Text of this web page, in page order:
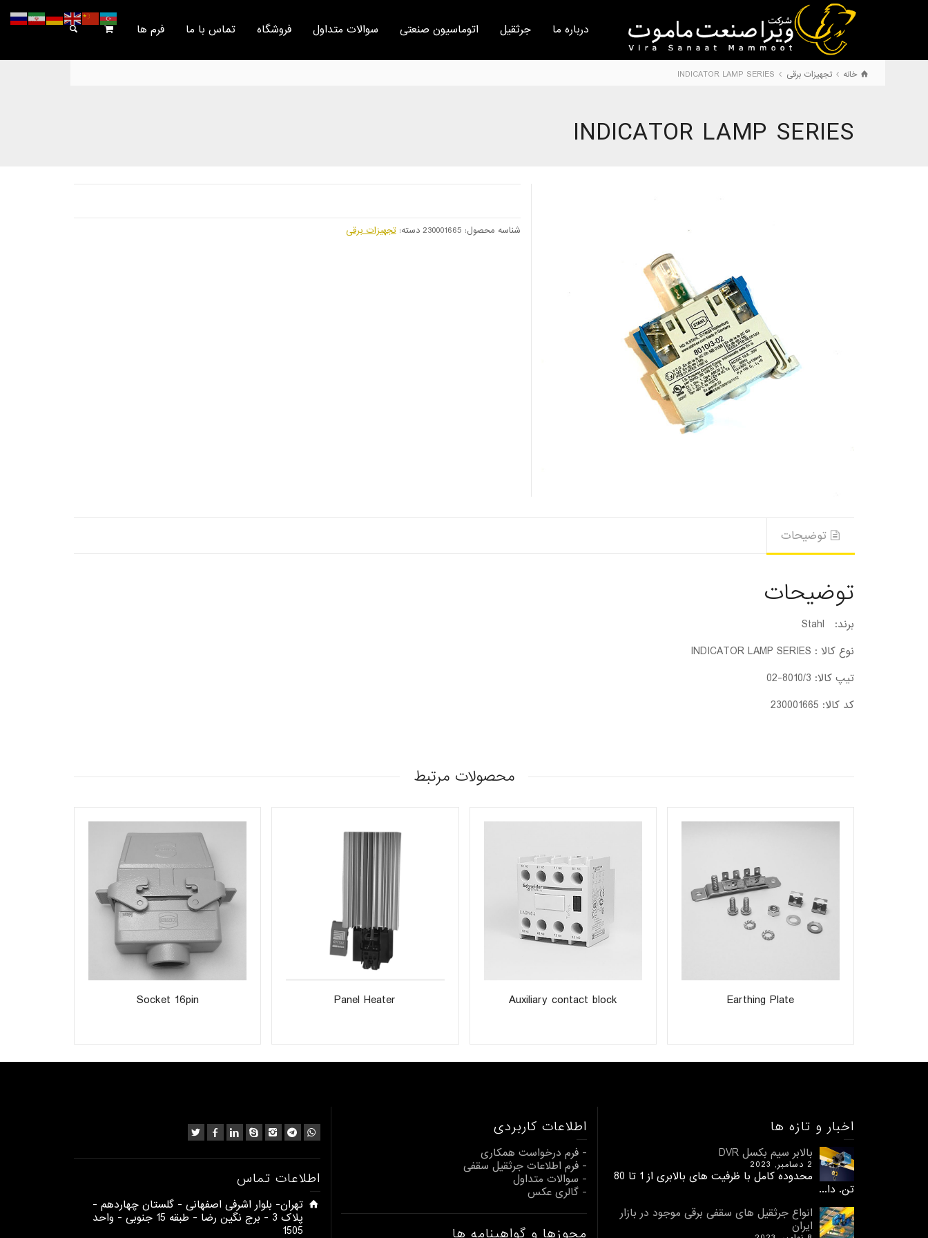
درباره ما جرثقیل اتوماسیون صنعتی سوالات متداول فروشگاه تماس با ما فرم ها
خانه تجهیزات برقی INDICATOR LAMP SERIES
INDICATOR LAMP SERIES
شناسه محصول: 230001665 دسته:تجهیزات برقی
توضیحات
توضیحات
برند: Stahl
نوع کالا : INDICATOR LAMP SERIES
تیپ کالا: 8010/3-02
کد کالا: 230001665
محصولات مرتبط
Earthing Plate
Auxiliary contact block
Panel Heater
Socket 16pin
اخبار و تازه ها
بالابر سیم بکسل DVR
2 دسامبر, 2023
محدوده کامل با ظرفیت های بالابری از 1 تا 80
تن. دا...
انواع جرثقیل های سقفی برقی موجود در بازار
ایران
اطلاعات کاربردی
- فرم درخواست همکاری
- فرم اطلاعات جرثقیل سقفی
- سوالات متداول
- گالری عکس
مجوزها و گواهینامه ها
اطلاعات تماس
​تهران- بلوار اشرفی اصفهانی - گلستان چهاردهم -
پلاک 3 - برج نگین رضا - طبقه 15 جنوبی - واحد
1505​